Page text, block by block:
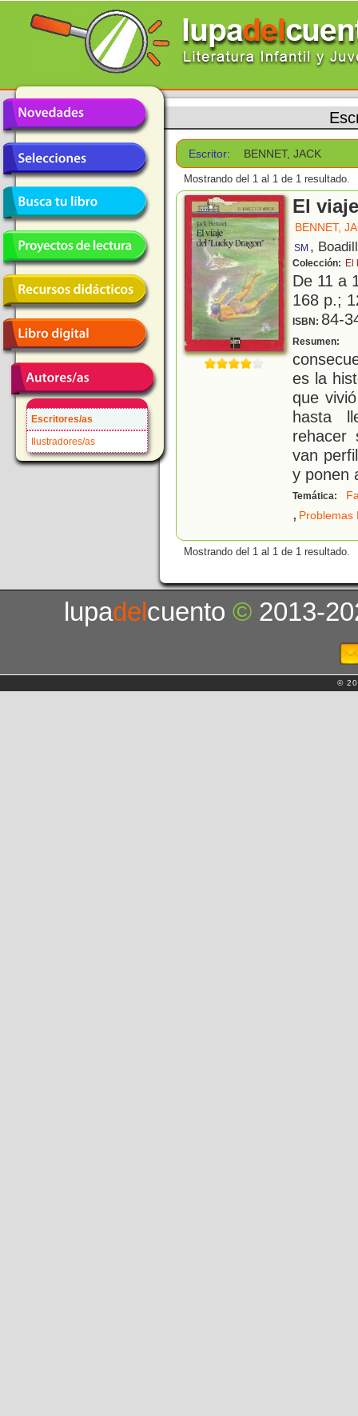
Escritores/as
Ilustradores/as
Escritor: BENNET, JACK
Mostrando del 1 al 1 de 1 resultado.
El
BENNET,
SM ,
Colección: El
De 11 a
168 p.;
ISBN: 84-
Resumen:
es la
que
hasta
rehacer
van
y ponen
Temática:
, Problemas
Mostrando del 1 al 1 de 1 resultado.
lupadelcuento© 2013-
©